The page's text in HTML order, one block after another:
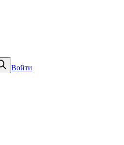
Войти